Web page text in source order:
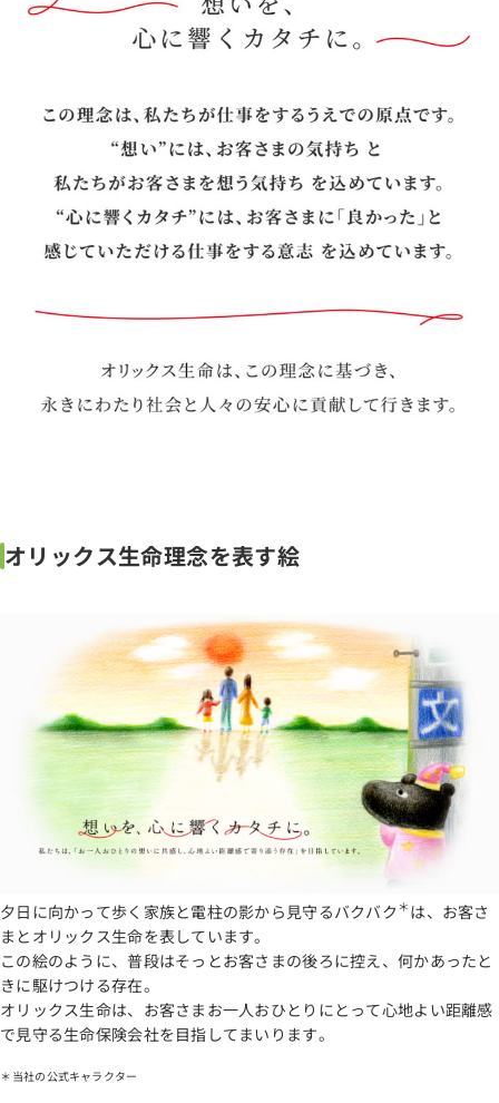
オリックス生命理念を表す絵
夕日に向かって歩く家族と電柱の影から見守るバクバク ＊ は、お客さ
まとオリックス生命を表しています。
この絵のように、普段はそっとお客さまの後ろに控え、何かあったと
きに駆けつける存在。
オリックス生命は、お客さまお一人おひとりにとって心地よい距離感
で見守る生命保険会社を目指してまいります。
当社の公式キャラクター